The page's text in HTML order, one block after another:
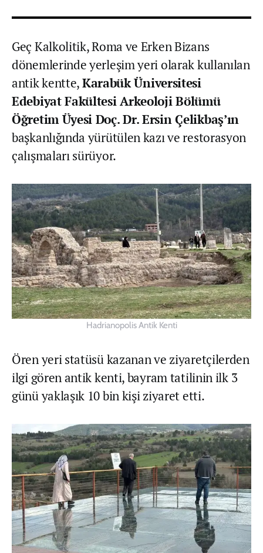
Geç Kalkolitik, Roma ve Erken Bizans
dönemlerinde yerleşim yeri olarak kullanılan
antik kentte,Karabük Üniversitesi
Edebiyat Fakültesi Arkeoloji Bölümü
Öğretim Üyesi Doç. Dr. Ersin Çelikbaş’ın
başkanlığında yürütülen kazı ve restorasyon
çalışmaları sürüyor.
Hadrianopolis Antik Kenti
Ören yeri statüsü kazanan ve ziyaretçilerden
ilgi gören antik kenti, bayram tatilinin ilk 3
günü yaklaşık 10 bin kişi ziyaret etti.